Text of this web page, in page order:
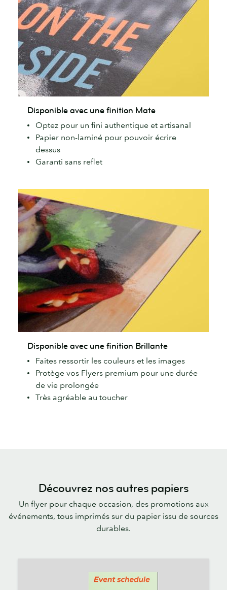
avec
une
finition
Mate
Disponible avec une finition Mate
Optez pour un fini authentique et artisanal
Papier non-laminé pour pouvoir écrire
dessus
Garanti sans reflet
avec
une
finition
Brillante
Disponible avec une finition Brillante
Faites ressortir les couleurs et les images
Protège vos Flyers premium pour une durée
de vie prolongée
Très agréable au toucher
Découvrez nos autres papiers
Un flyer pour chaque occasion, des promotions aux
événements, tous imprimés sur du papier issu de sources
durables.